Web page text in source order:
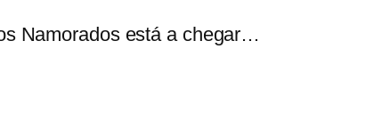
Namorados está a chegar…